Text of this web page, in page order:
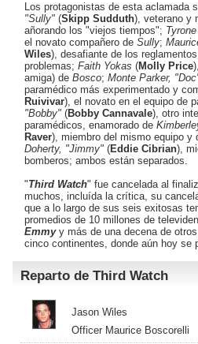
Los protagonistas de esta aclamada
"Sully" (Skipp Sudduth), veterano y
añorando los "viejos tiempos";
el novato compañero de Sully;
Wiles), desafiante de los
problemas; Faith Yokas (Molly Price
amiga) de Bosco; Monte Parker,
paramédico más experimentado y
Ruivivar), el novato en el equipo de
"Bobby" (Bobby Cannavale), otro
paramédicos, enamorado de
Raver), miembro del mismo equipo y
Doherty, "Jimmy" (Eddie Cibrian),
bomberos; ambos están separados.
"Third Watch" fue cancelada al
muchos, incluída la crítica, su
que a lo largo de sus seis exitosas
promedios de 10 millones de
Emmy y más de una decena de
cinco continentes, donde aún hoy se
Reparto de Third Watch
Jason Wiles
Officer Maurice Boscorelli